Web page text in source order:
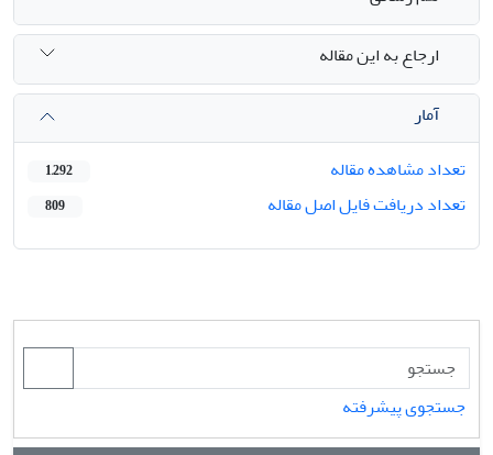
ارجاع به این مقاله
آمار
تعداد مشاهده مقاله
1,292
تعداد دریافت فایل اصل مقاله 809
جستجوی پیشرفته